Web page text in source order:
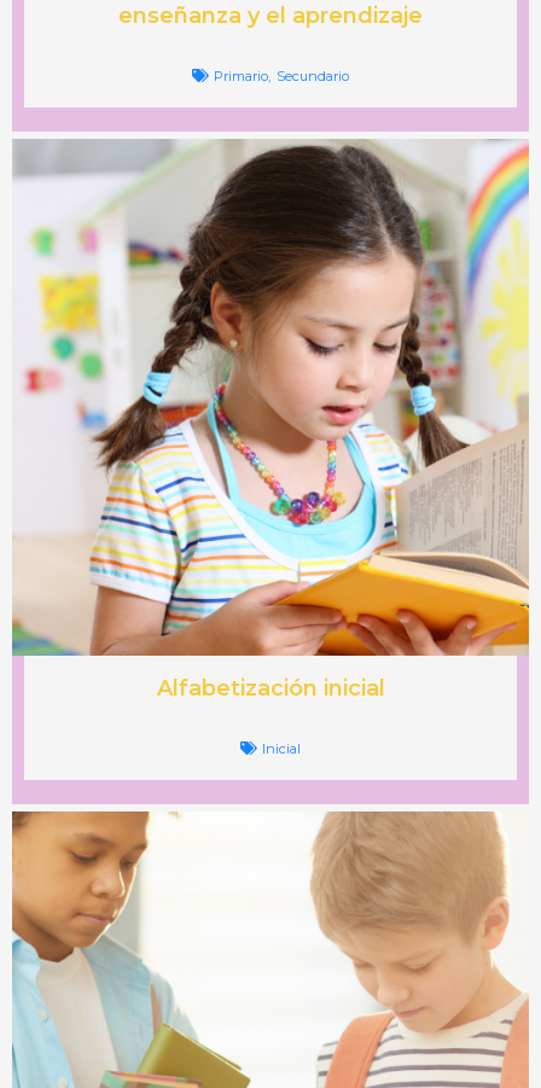
enseñanza y el aprendizaje
Primario Secundario
Alfabetización inicial
Inicial